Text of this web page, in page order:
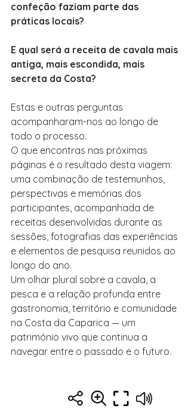
confeção faziam parte das
práticas locais?
E qual será a receita de cavala mais
antiga, mais escondida, mais
secreta da Costa?
Estas e outras perguntas
acompanharam-nos ao longo de
todo o processo.
O que encontras nas próximas
páginas é o resultado desta viagem:
uma combinação de testemunhos,
perspectivas e memórias dos
participantes, acompanhada de
receitas desenvolvidas durante as
sessões, fotografias das experiências
e elementos de pesquisa reunidos ao
longo do ano.
Um olhar plural sobre a cavala, a
pesca e a relação profunda entre
gastronomia, território e comunidade
na Costa da Caparica — um
património vivo que continua a
navegar entre o passado e o futuro.